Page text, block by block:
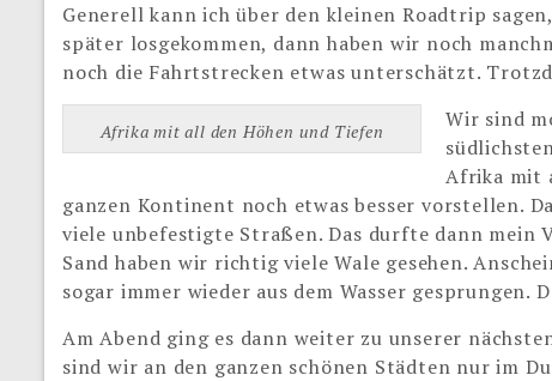
Generell kann ich über den kleinen Roadtrip
später losgekommen, dann haben wir noch
noch die Fahrtstrecken etwas unterschätzt.
Afrika mit all den Höhen und Tiefen
Wir sind
Afrika mit
ganzen Kontinent noch etwas besser vorstellen.
viele unbefestigte Straßen. Das durfte dann mein
Sand haben wir richtig viele Wale gesehen.
sogar immer wieder aus dem Wasser gesprungen.
Am Abend ging es dann weiter zu unserer
sind wir an den ganzen schönen Städten nur im